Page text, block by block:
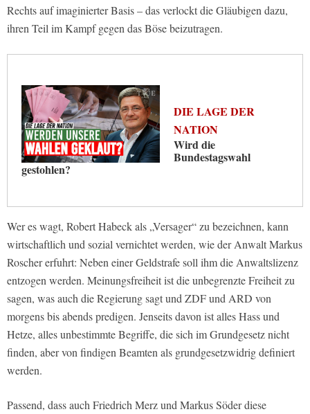
Rechts auf imaginierter Basis – das verlockt die Gläubigen dazu,
ihren Teil im Kampf gegen das Böse beizutragen.
DIE LAGE DER
NATION
Wird die
Bundestagswahl
gestohlen?
Wer es wagt, Robert Habeck als „Versager“ zu bezeichnen, kann
wirtschaftlich und sozial vernichtet werden, wie der Anwalt Markus
Roscher erfuhrt: Neben einer Geldstrafe soll ihm die Anwaltslizenz
entzogen werden. Meinungsfreiheit ist die unbegrenzte Freiheit zu
sagen, was auch die Regierung sagt und ZDF und ARD von
morgens bis abends predigen. Jenseits davon ist alles Hass und
Hetze, alles unbestimmte Begriffe, die sich im Grundgesetz nicht
finden, aber von findigen Beamten als grundgesetzwidrig definiert
werden.
Passend, dass auch Friedrich Merz und Markus Söder diese